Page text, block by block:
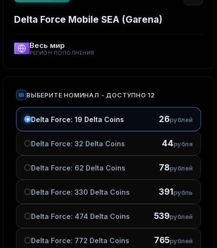
Delta Force Mobile SEA (Garena)
Весь мир
РЕГИОН ПОПОЛНЕНИЯ
ВЫБЕРИТЕ НОМИНАЛ - ДОСТУПНО 12
Delta Force: 19 Delta Coins 26рублей
Delta Force: 32 Delta Coins 44рубля
Delta Force: 62 Delta Coins 78рублей
Delta Force: 330 Delta Coins 391 рубль
Delta Force: 474 Delta Coins 539рублей
Delta Force: 772 Delta Coins 765рублей